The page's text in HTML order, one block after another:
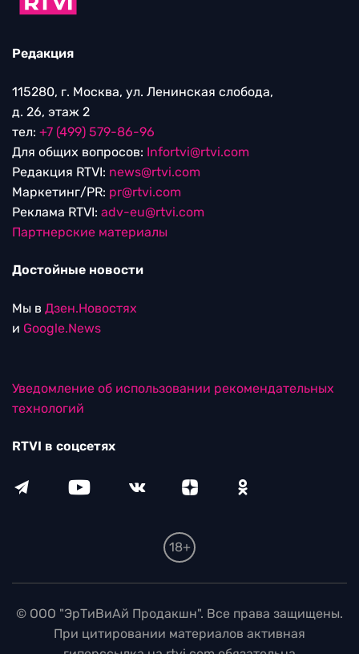
Редакция
115280, г. Москва, ул. Ленинская слобода,
д. 26, этаж 2
тел: +7 (499) 579-86-96
Для общих вопросов: Infortvi@rtvi.com
Редакция RTVI: news@rtvi.com
Маркетинг/PR: pr@rtvi.com
Реклама RTVI: adv-eu@rtvi.com
Партнерские материалы
Достойные новости
Мы в Дзен.Новостях
и Google.News
Уведомление об использовании рекомендательных
технологий
RTVI в соцсетях
18+
© ООО "ЭрТиВиАй Продакшн". Все права защищены.
При цитировании материалов активная